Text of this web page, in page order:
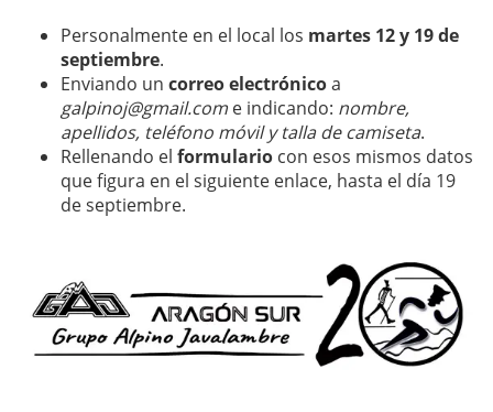
Personalmente en el local los martes 12 y 19 de
septiembre.
Enviando un correo electrónicoa
galpinoj@gmail.com e indicando: nombre,
apellidos, teléfono móvil y talla de camiseta.
Rellenando el formulario con esos mismos datos
que figura en el siguiente enlace, hasta el día 19
de septiembre.